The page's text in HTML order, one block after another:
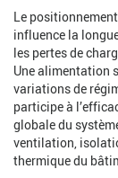
Le
influence la
les pertes de
Une alimentation
variations de
participe à
globale du
ventilation,
thermique du